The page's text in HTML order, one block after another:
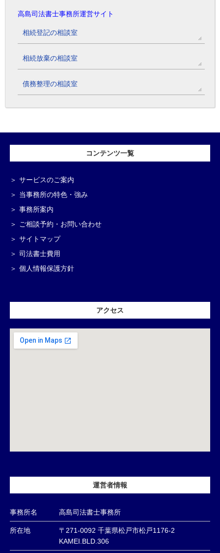
高島司法書士事務所運営サイト
相続登記の相談室
相続放棄の相談室
債務整理の相談室
コンテンツ一覧
サービスのご案内
当事務所の特色・強み
事務所案内
ご相談予約・お問い合わせ
サイトマップ
司法書士費用
個人情報保護方針
アクセス
運営者情報
事務所名 高島司法書士事務所
所在地
〒271-0092 千葉県松戸市松戸1176-2
KAMEI.BLD.306